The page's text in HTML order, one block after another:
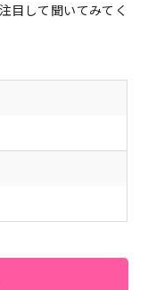
目して聞いてみてく